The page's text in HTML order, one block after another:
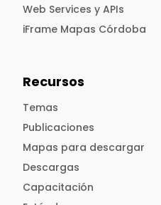
Web Services y APIs
iFrame Mapas Córdoba
Recursos
Temas
Publicaciones
Mapas para descargar
Descargas
Capacitación